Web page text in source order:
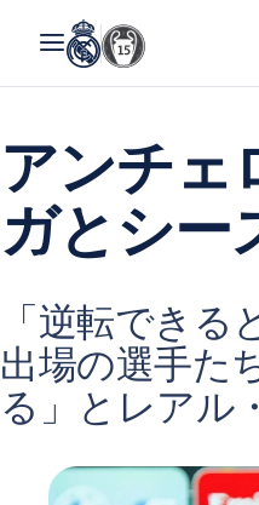
アンチェ
ガとシー
「逆転でき
出場の選手た
る」とレアル